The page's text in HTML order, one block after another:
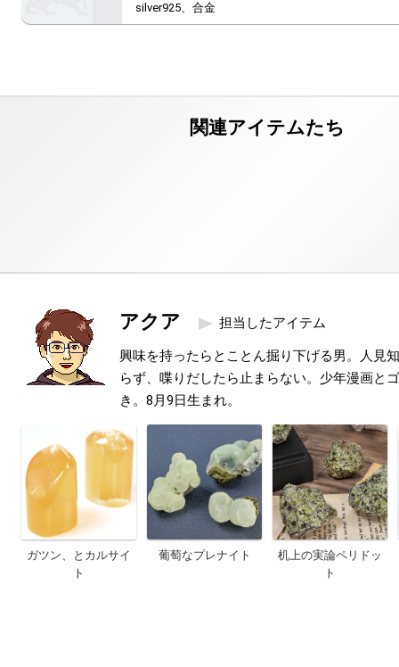
silver925、合金
アクア 担当したアイテム
興味を持ったらとことん掘り下げる男。人見
らず、喋りだしたら止まらない。少年漫画と
き。8月9日生まれ。
ガツン、とカルサイ
ト
葡萄なプレナイト
机上の実論ペリドッ
ト